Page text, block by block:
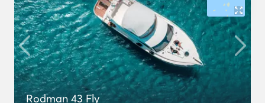
Rodman 43 Fly